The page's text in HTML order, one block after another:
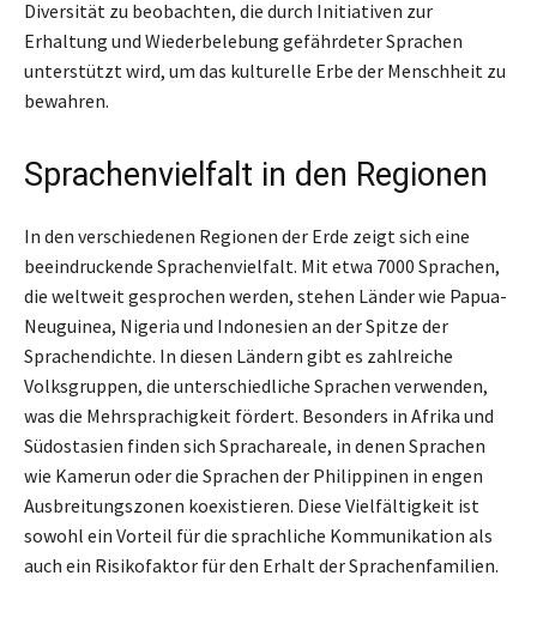
Diversität zu beobachten, die durch Initiativen zur
Erhaltung und Wiederbelebung gefährdeter Sprachen
unterstützt wird, um das kulturelle Erbe der Menschheit zu
bewahren.
Sprachenvielfalt in den Regionen
In den verschiedenen Regionen der Erde zeigt sich eine
beeindruckende Sprachenvielfalt. Mit etwa 7000 Sprachen,
die weltweit gesprochen werden, stehen Länder wie Papua-
Neuguinea, Nigeria und Indonesien an der Spitze der
Sprachendichte. In diesen Ländern gibt es zahlreiche
Volksgruppen, die unterschiedliche Sprachen verwenden,
was die Mehrsprachigkeit fördert. Besonders in Afrika und
Südostasien finden sich Sprachareale, in denen Sprachen
wie Kamerun oder die Sprachen der Philippinen in engen
Ausbreitungszonen koexistieren. Diese Vielfältigkeit ist
sowohl ein Vorteil für die sprachliche Kommunikation als
auch ein Risikofaktor für den Erhalt der Sprachenfamilien.